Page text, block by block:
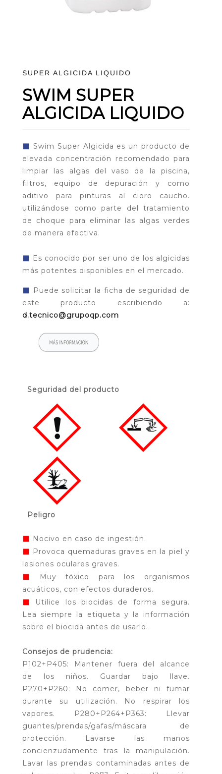
SUPER ALGICIDA LIQUIDO
SWIM SUPER
ALGICIDA LIQUIDO
◼ Swim Super Algicida es un producto de
elevada concentración recomendado para
limpiar las algas del vaso de la piscina,
filtros, equipo de depuración y como
aditivo para pinturas al cloro caucho.
utilizándose como parte del tratamiento
de choque para eliminar las algas verdes
de manera efectiva.
◼ Es conocido por ser uno de los algicidas
más potentes disponibles en el mercado.
◼ Puede solicitar la ficha de seguridad de
este producto escribiendo a:
d.tecnico@grupoqp.com
Seguridad del producto
Peligro
◼ Nocivo en caso de ingestión.
◼ Provoca quemaduras graves en la piel y
lesiones oculares graves.
◼
Muy tóxico para los organismos
acuáticos, con efectos duraderos.
◼
Utilice los biocidas de forma segura.
Lea siempre la etiqueta y la información
sobre el biocida antes de usarlo.
Consejos de prudencia:
P102+P405: Mantener fuera del alcance
de los niños. Guardar bajo llave.
P270+P260: No comer, beber ni fumar
durante su utilización. No respirar los
vapores. P280+P264+P363: Llevar
guantes/prendas/gafas/máscara de
protección. Lavarse las manos
concienzudamente tras la manipulación.
Lavar las prendas contaminadas antes de